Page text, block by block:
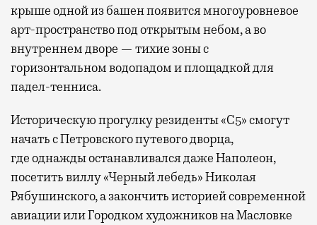
крыше одной из башен появится многоуровневое
арт-пространство под открытым небом, а во
внутреннем дворе — тихие зоны с
горизонтальном водопадом и площадкой для
падел-тенниса.
Историческую прогулку резиденты «С5» смогут
начать с Петровского путевого дворца,
гдеоднажды останавливался даже Наполеон,
посетить виллу «Черный лебедь» Николая
Рябушинского, а закончить историей современной
авиации или Городком художников на Масловке